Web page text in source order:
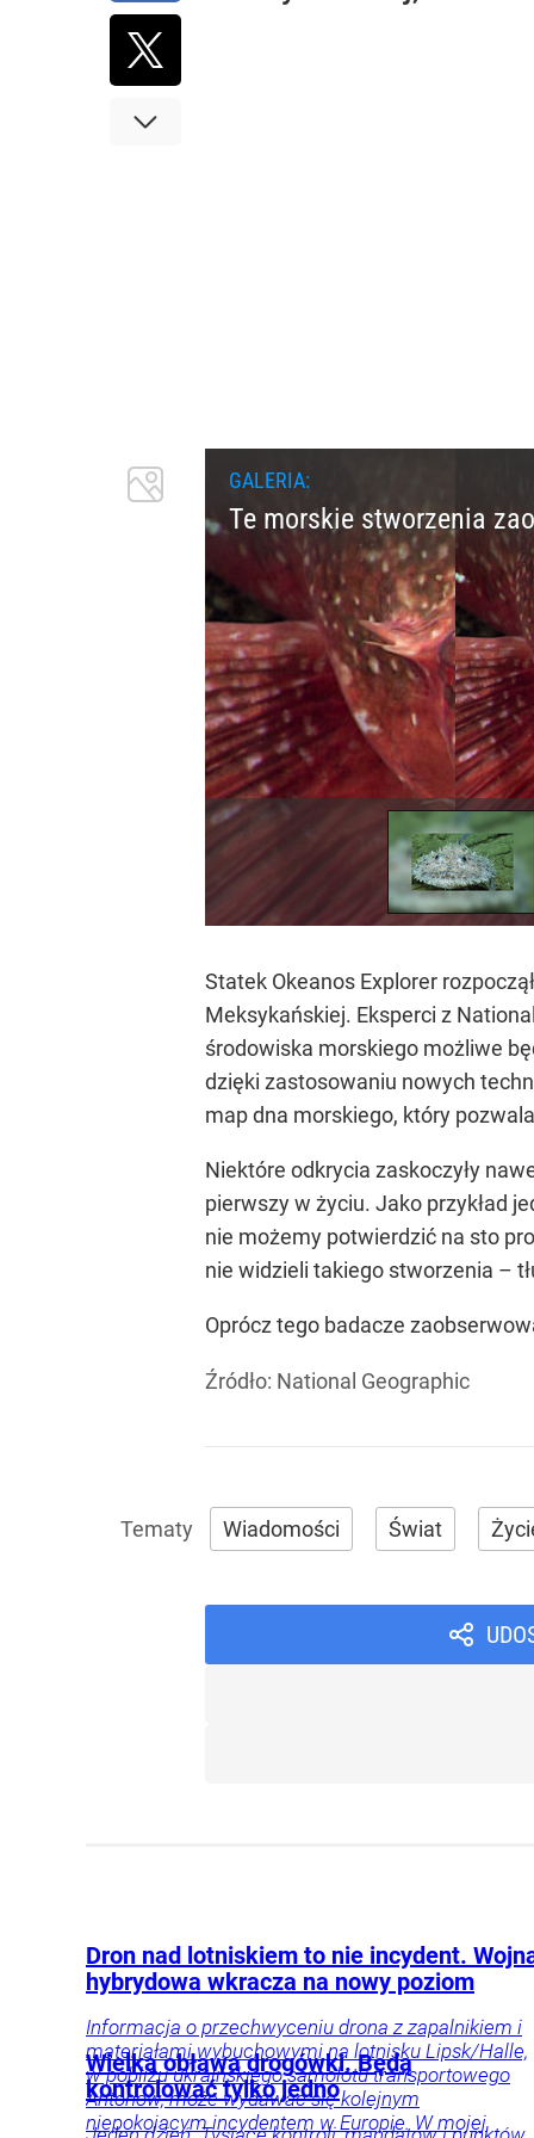
Statek Okeanos Explorer
Meksykańskiej. Eksperci z
środowiska morskiego możliwe
dzięki zastosowaniu nowych
map dna morskiego, który
Niektóre odkrycia zaskoczyły
pierwszy w życiu. Jako przykład
nie możemy potwierdzić na sto
nie widzieli takiego stworzenia –
Oprócz tego badacze
Źródło: National Geographic
Wiadomości Świat
Dron nad lotniskiem to nie incydent.
hybrydowa wkracza na nowy poziom
Informacja o przechwyceniu drona z zapalnikiem i
materiałami wybuchowymi na lotnisku Lipsk/Halle,
w pobliżu ukraińskiego samolotu transportowego
Antonow, może wydawać się kolejnym
niepokojącym incydentem w Europie. W mojej
Wielka obława drogówki. Będą
kontrolować tylko jedno